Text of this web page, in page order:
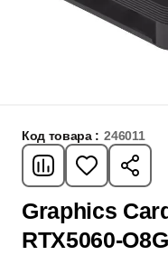
Код товара : 246011
Graphics
RTX5060-